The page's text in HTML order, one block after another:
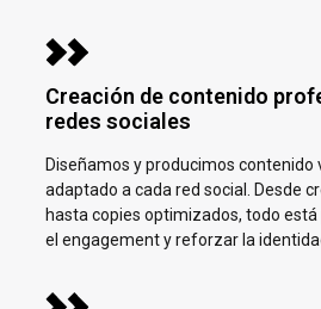
Creación de contenido
redes sociales
Diseñamos y producimos contenido
adaptado a cada red social. Desde
hasta copies optimizados, todo
el engagement y reforzar la